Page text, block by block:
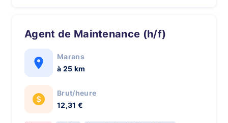
Agent de Maintenance (h/f)
Marans
à 25 km
Brut/heure
12,31 €